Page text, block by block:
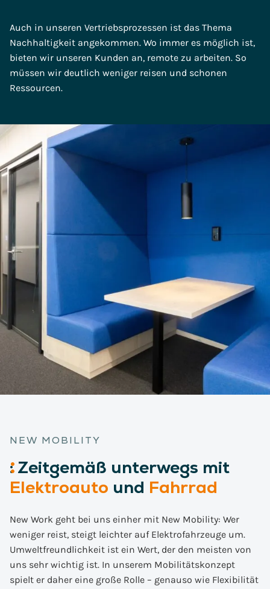
Auch in unseren Vertriebsprozessen ist das Thema
Nachhaltigkeit angekommen. Wo immer es möglich ist,
bieten wir unseren Kunden an, remote zu arbeiten. So
müssen wir deutlich weniger reisen und schonen
Ressourcen.
NEW MOBILITY
:Zeitgemäß unterwegs mit
Elektroauto und Fahrrad
New Work geht bei uns einher mit New Mobility: Wer
weniger reist, steigt leichter auf Elektrofahrzeuge um.
Umweltfreundlichkeit ist ein Wert, der den meisten von
uns sehr wichtig ist. In unserem Mobilitätskonzept
spielt er daher eine große Rolle – genauso wie Flexibilität